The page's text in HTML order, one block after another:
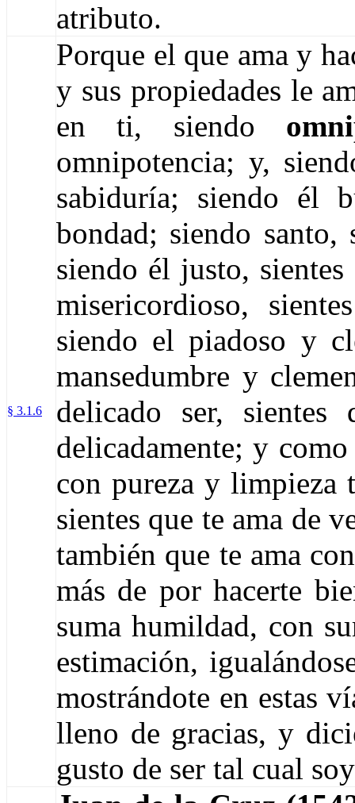
atributo.
§ 3.1.6
Porque el que ama y
y sus propiedades le
en ti, siendo
omnipotencia; y,
sabiduría; siendo él
bondad; siendo santo,
siendo él justo,
misericordioso,
siendo el piadoso y
mansedumbre y
delicado ser,
delicadamente; y
con pureza y limpieza
sientes que te ama de
también que te ama
más de por hacerte
suma humildad, con
estimación,
mostrándote en estas
lleno de gracias, y
gusto de ser tal cual